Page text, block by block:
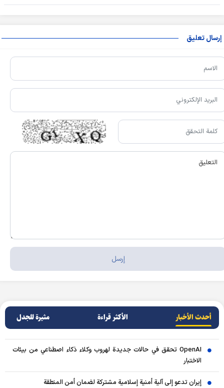
إرسال تعليق
أحدث الأخبار الأکثر قراءة مثيرة للجدل
OpenAI تحقق في حالات جديدة لهروب وكلاء ذكاء اصطناعي من بيئات
الاختبار
إيران تدعو إلى آلية أمنية إسلامية مشتركة لضمان أمن المنطقة